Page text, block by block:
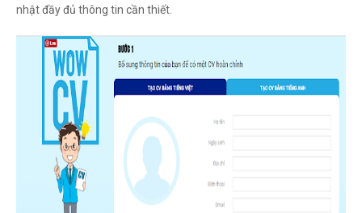
nhật đầy đủ thông tin cần thiết.